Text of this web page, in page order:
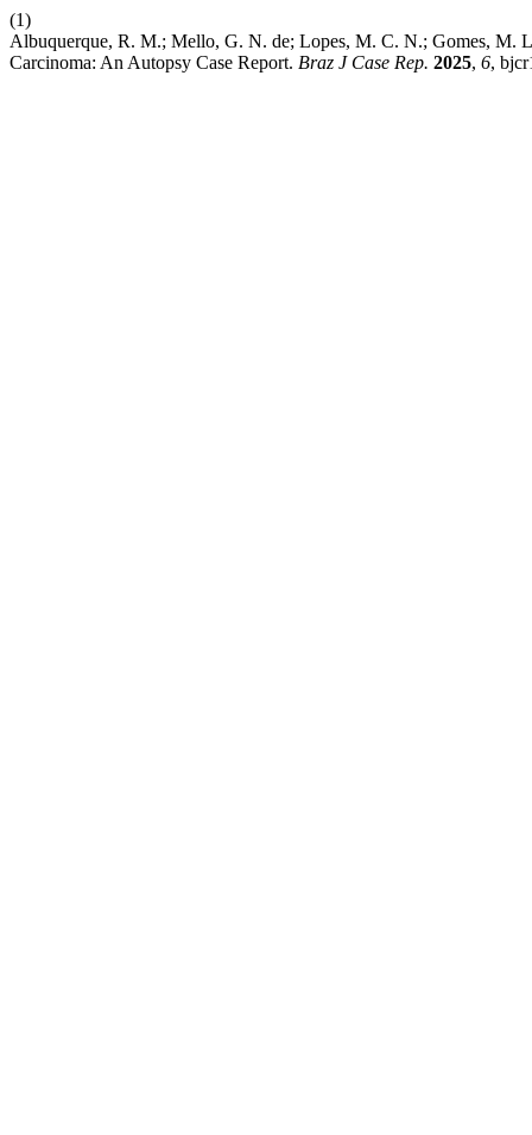
(1)
Albuquerque, R. M.; Mello, G. N. de; Lopes, M. C. N.; Gomes, M.
Carcinoma: An Autopsy Case Report. Braz J Case Rep. 2025, 6,